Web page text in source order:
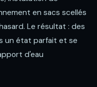
en sacs scellés
Le résultat : des
un état parfait et se
d'eau